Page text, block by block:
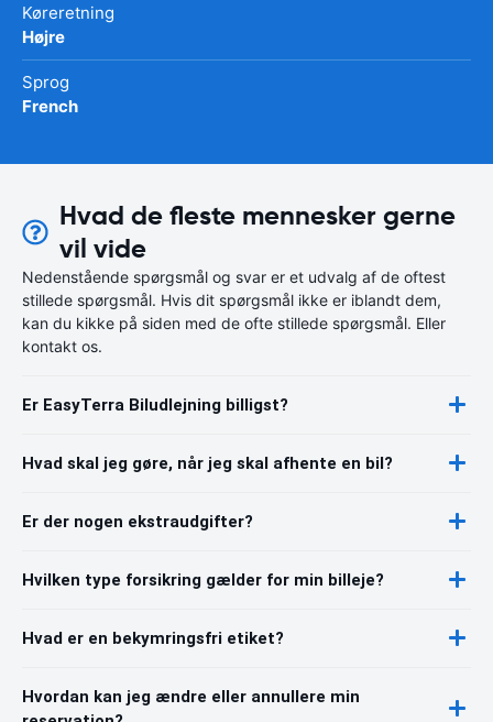
Køreretning
Højre
Sprog
French
Hvad de fleste mennesker gerne
vil vide
Nedenstående spørgsmål og svar er et udvalg af de oftest
stillede spørgsmål. Hvis dit spørgsmål ikke er iblandt dem,
kan du kikke på siden med de ofte stillede spørgsmål. Eller
kontakt os.
Er EasyTerra Biludlejning billigst?
Hvad skal jeg gøre, når jeg skal afhente en bil?
Er der nogen ekstraudgifter?
Hvilken type forsikring gælder for min billeje?
Hvad er en bekymringsfri etiket?
Hvordan kan jeg ændre eller annullere min